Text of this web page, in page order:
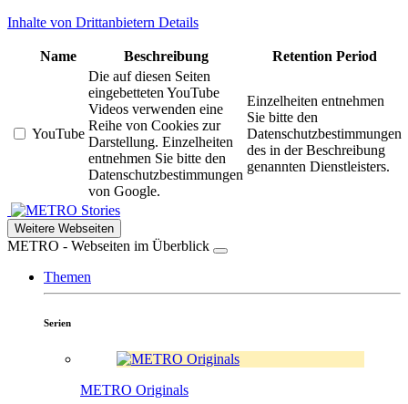
Inhalte von Drittanbietern Details
Name Beschreibung Retention Period
YouTube
Die auf diesen Seiten
eingebetteten YouTube
Videos verwenden eine
Reihe von Cookies zur
Darstellung. Einzelheiten
entnehmen Sie bitte den
Datenschutzbestimmungen
von Google.
Einzelheiten entnehmen
Sie bitte den
Datenschutzbestimmungen
des in der Beschreibung
genannten Dienstleisters.
Stories
Weitere Webseiten
METRO - Webseiten im Überblick
Themen
Serien
METRO Originals